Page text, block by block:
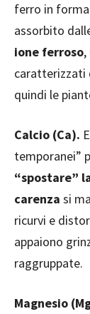
ferro in
assorbito
ione ferroso
caratterizzati
quindi le
Calcio (Ca).
temporanei”
“spostare”
carenza si
ricurvi e
appaiono
raggruppate.
Magnesio